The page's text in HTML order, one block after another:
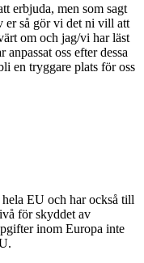
erbjuda, men som sagt
er så gör vi det ni vill att
om och jag/vi har läst
oss efter dessa
en tryggare plats för oss
EU och har också till
för skyddet av
inom Europa inte